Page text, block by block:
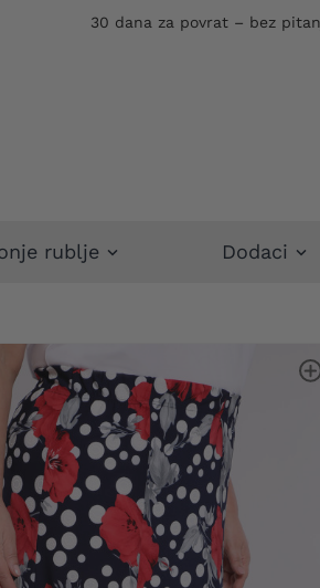
30 dana za povrat – bez
rublje Dodaci